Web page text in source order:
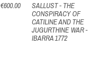
€600.00
SALLUST - THE
CONSPIRACY OF
CATILINE AND THE
JUGURTHINE WAR -
IBARRA 1772